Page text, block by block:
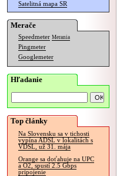
Satelitná mapa SR
Merače
Speedmeter Merania
Pingmeter
Googlemeter
Hľadanie
Top články
Na Slovensku sa v tichosti
vypína ADSL v lokalitách s
VDSL, už 31. mája
Orange sa doťahuje na UPC
a O2, spustí 2.5 Gbps
pripojenie